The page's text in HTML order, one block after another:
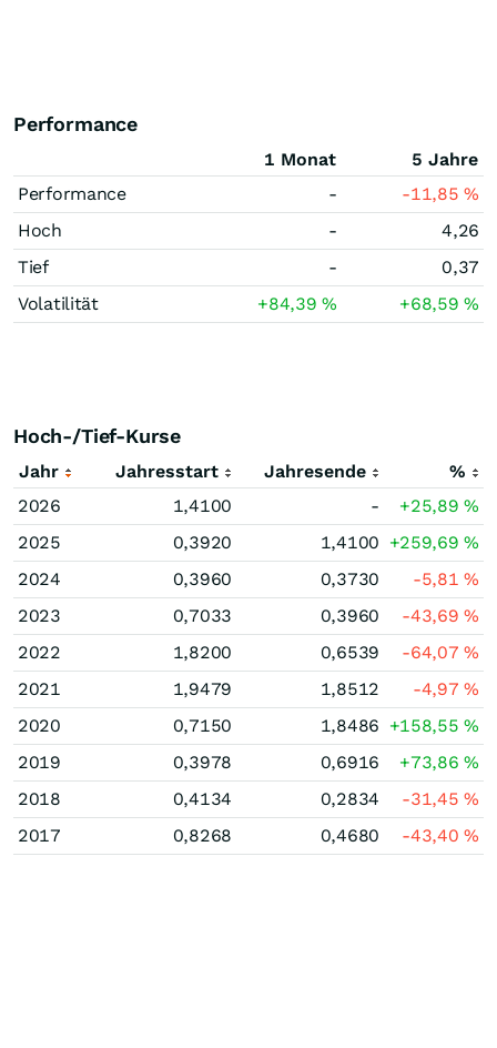
Performance
1 Monat
5 Jahre
Performance
- -11,85%
Hoch
-
4,26
Tief
-
0,37
Volatilität
+84,39% +68,59%
Hoch-/Tief-Kurse
Jahr Jahresstart Jahresende
%
2026
1,4100 - +25,89%
2025
0,3920 1,4100 +259,69%
2024
0,3960 0,3730 -5,81%
2023
0,7033 0,3960 -43,69%
2022
1,8200 0,6539 -64,07%
2021
1,9479 1,8512 -4,97%
2020
0,7150 1,8486 +158,55%
2019
0,3978 0,6916 +73,86%
2018
0,4134 0,2834 -31,45%
2017
0,8268 0,4680 -43,40%